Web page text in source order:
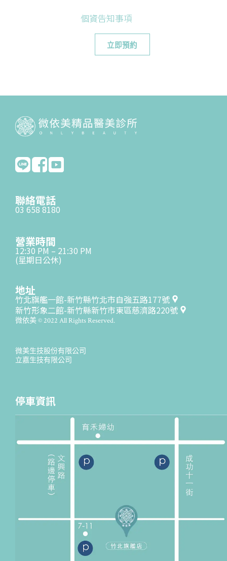
個資告知事項
聯絡電話
03 658 8180
營業時間
12:30 PM – 21:30 PM
(星期日公休)
地址
竹北旗艦一館-新竹縣竹北市自強五路177號
新竹形象二館-新竹縣新竹市東區慈濟路220號
微依美 © 2022 All Rights Reserved.
微美生技股份有限公司
立嘉生技有限公司
停車資訊